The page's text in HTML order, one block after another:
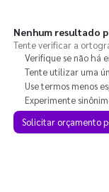
Nenhum resultado
Tente verificar a
Verifique se não há
Tente utilizar uma
Use termos menos
Experimente
Solicitar orçamento